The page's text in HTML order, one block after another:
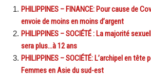
PHILIPPINES – FINANCE: Pour cause de
envoie de moins en moins d’argent
PHILIPPINES – SOCIÉTÉ : La majorité
sera plus…à 12 ans
PHILIPPINES – SOCIÉTÉ: L’archipel en
Femmes en Asie du sud-est